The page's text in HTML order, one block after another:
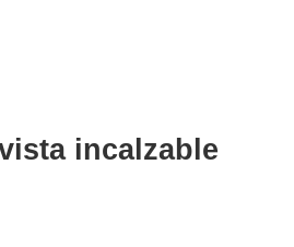
incalzable